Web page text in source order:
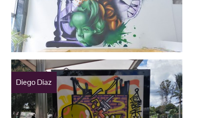
Diego Diaz